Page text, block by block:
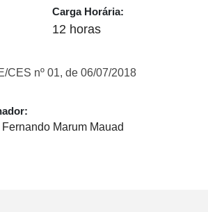
Carga Horária:
12 horas
CES nº 01, de 06/07/2018
Fernando Marum Mauad